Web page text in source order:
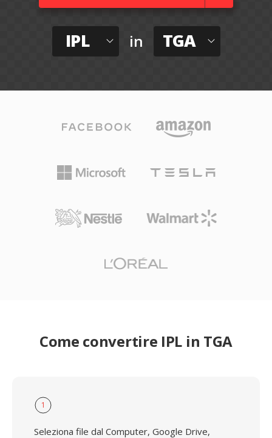
IPL in TGA
Come convertire IPL in TGA
1
Seleziona file dal Computer, Google Drive,